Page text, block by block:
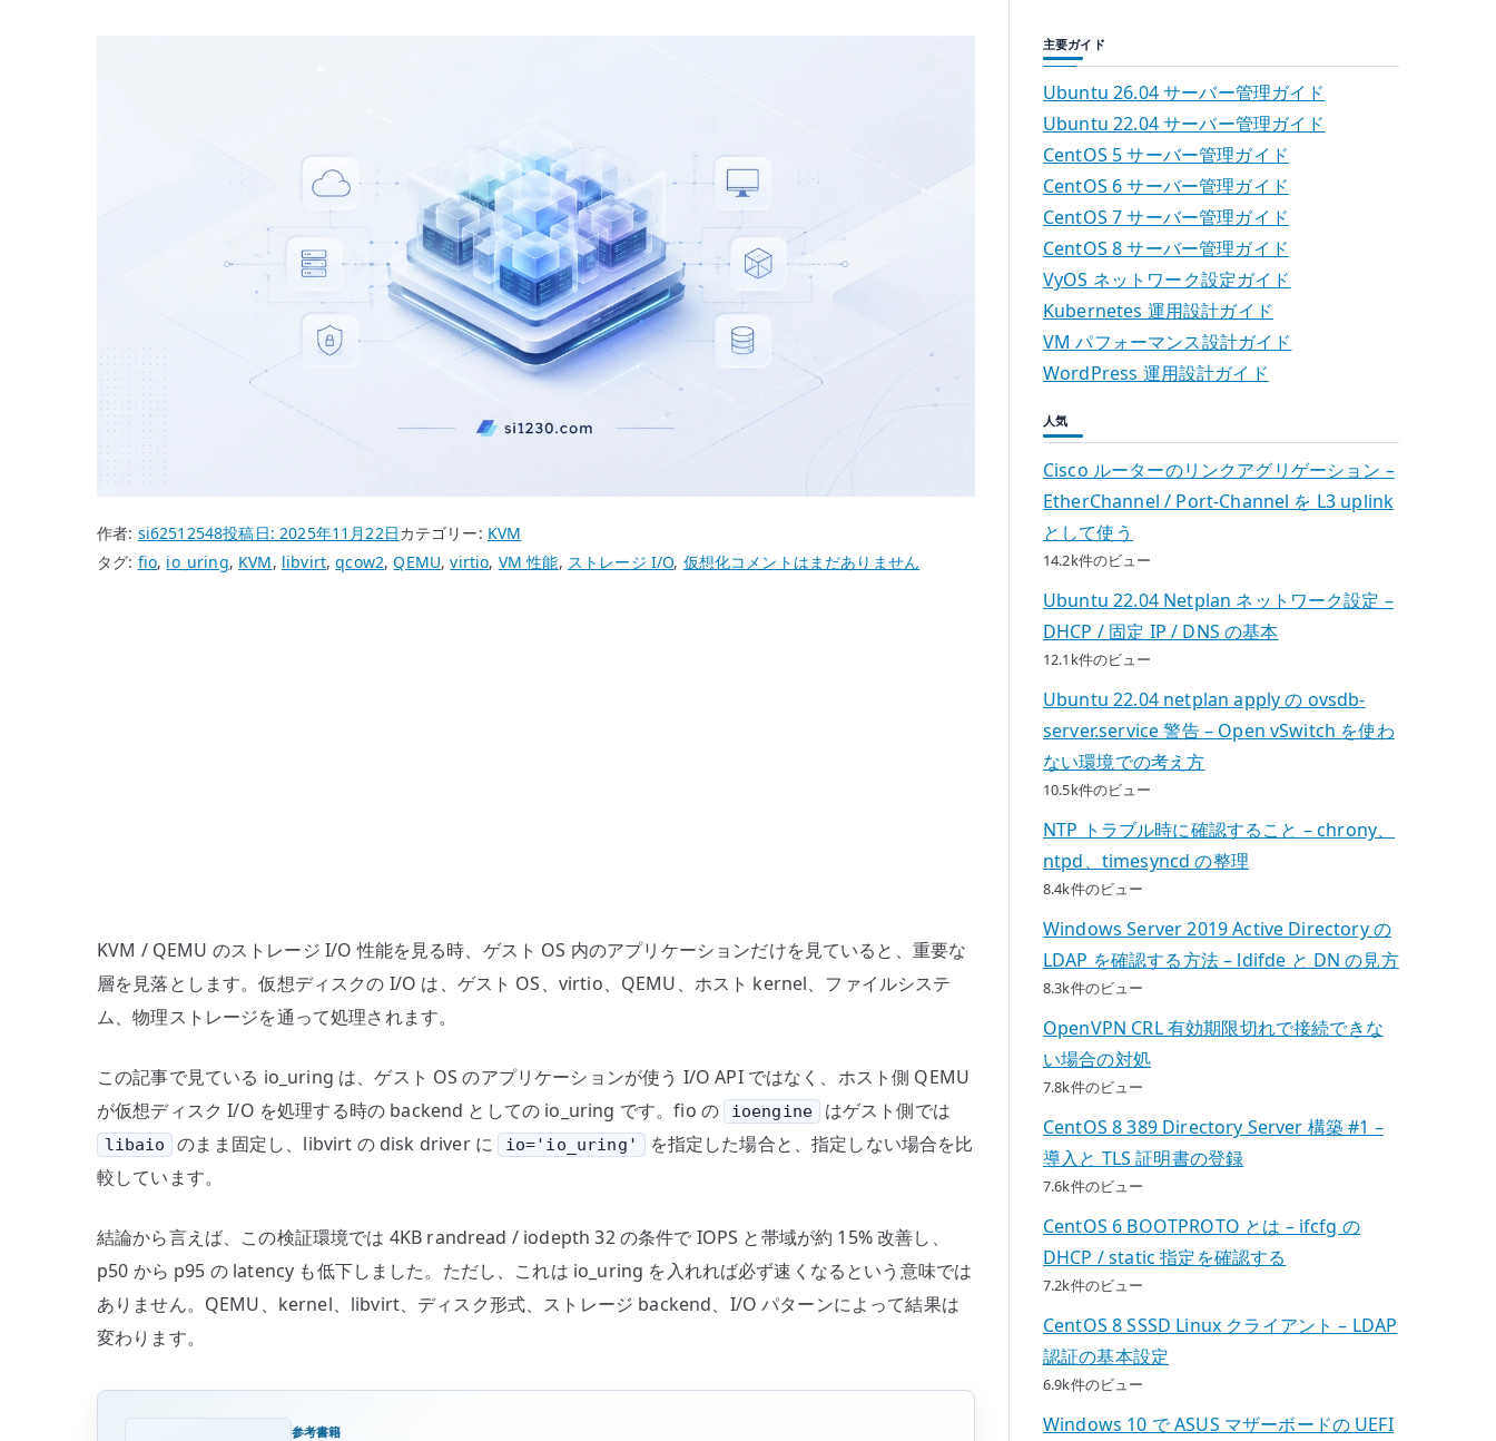
作者: si62512548投稿日:2025年11月22日カテゴリー: KVM
タグ: fio, io_uring, KVM, libvirt,qcow2,QEMU,virtio, VM 性能, ストレージ I/O, 仮想化KVM
レ
I/O
と
libvirt
へ
コメントはまだありません
KVM / QEMU のストレージ I/O 性能を見る時、ゲスト OS 内のアプリケーションだけを見ていると、重要な
層を見落とします。仮想ディスクの I/O は、ゲスト OS、virtio、QEMU、ホスト kernel、ファイルシステ
ム、物理ストレージを通って処理されます。
この記事で見ている io_uring は、ゲスト OS のアプリケーションが使う I/O API ではなく、ホスト側 QEMU
が仮想ディスク I/O を処理する時の backend としての io_uring です。fio の
ioengine はゲスト側では
libaio のまま固定し、libvirt の disk driver に io='io_uring'
を指定した場合と、指定しない場合を比
較しています。
結論から言えば、この検証環境では 4KB randread / iodepth 32 の条件で IOPS と帯域が約 15% 改善し、
p50 から p95 の latency も低下しました。ただし、これは io_uring を入れれば必ず速くなるという意味では
ありません。QEMU、kernel、libvirt、ディスク形式、ストレージ backend、I/O パターンによって結果は
変わります。
参考書籍
主要ガイド
Ubuntu 26.04 サーバー管理ガイド
Ubuntu 22.04 サーバー管理ガイド
CentOS 5 サーバー管理ガイド
CentOS 6 サーバー管理ガイド
CentOS 7 サーバー管理ガイド
CentOS 8 サーバー管理ガイド
VyOS ネットワーク設定ガイド
Kubernetes 運用設計ガイド
VM パフォーマンス設計ガイド
WordPress 運用設計ガイド
人気
Cisco ルーターのリンクアグリゲーション –
EtherChannel / Port-Channel を L3 uplink
として使う
14.2k件のビュー
Ubuntu 22.04 Netplan ネットワーク設定 –
DHCP / 固定 IP / DNS の基本
12.1k件のビュー
Ubuntu 22.04 netplan apply の ovsdb-
server.service 警告 – Open vSwitch を使わ
ない環境での考え方
10.5k件のビュー
NTP トラブル時に確認すること – chrony、
ntpd、timesyncd の整理
8.4k件のビュー
Windows Server 2019 Active Directory の
LDAP を確認する方法 – ldifde と DN の見方
8.3k件のビュー
OpenVPN CRL 有効期限切れで接続できな
い場合の対処
7.8k件のビュー
CentOS 8 389 Directory Server 構築 #1 –
導入と TLS 証明書の登録
7.6k件のビュー
CentOS 6 BOOTPROTO とは – ifcfg の
DHCP / static 指定を確認する
7.2k件のビュー
CentOS 8 SSSD Linux クライアント – LDAP
認証の基本設定
6.9k件のビュー
Windows 10 で ASUS マザーボードの UEFI